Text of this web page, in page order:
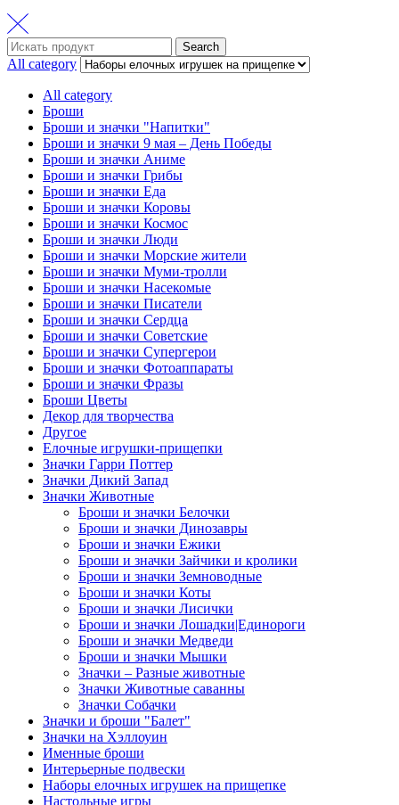
Search
for:
Search
All category
All category
Броши
Броши и значки "Напитки"
Броши и значки 9 мая – День Победы
Броши и значки Аниме
Броши и значки Грибы
Броши и значки Еда
Броши и значки Коровы
Броши и значки Космос
Броши и значки Люди
Броши и значки Морские жители
Броши и значки Муми-тролли
Броши и значки Насекомые
Броши и значки Писатели
Броши и значки Сердца
Броши и значки Советские
Броши и значки Супергерои
Броши и значки Фотоаппараты
Броши и значки Фразы
Броши Цветы
Декор для творчества
Другое
Елочные игрушки-прищепки
Значки Гарри Поттер
Значки Дикий Запад
Значки Животные
Броши и значки Белочки
Броши и значки Динозавры
Броши и значки Ежики
Броши и значки Зайчики и кролики
Броши и значки Земноводные
Броши и значки Коты
Броши и значки Лисички
Броши и значки Лошадки|Единороги
Броши и значки Медведи
Броши и значки Мышки
Значки – Разные животные
Значки Животные саванны
Значки Собачки
Значки и броши "Балет"
Значки на Хэллоуин
Именные броши
Интерьерные подвески
Наборы елочных игрушек на прищепке
Настольные игры